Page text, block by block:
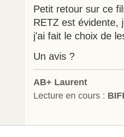
Petit retour sur ce
RETZ est évidente,
j'ai fait le choix de
Un avis ?
AB+ Laurent
Lecture en cours :